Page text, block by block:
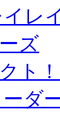
レ
ズ
ト
ダ